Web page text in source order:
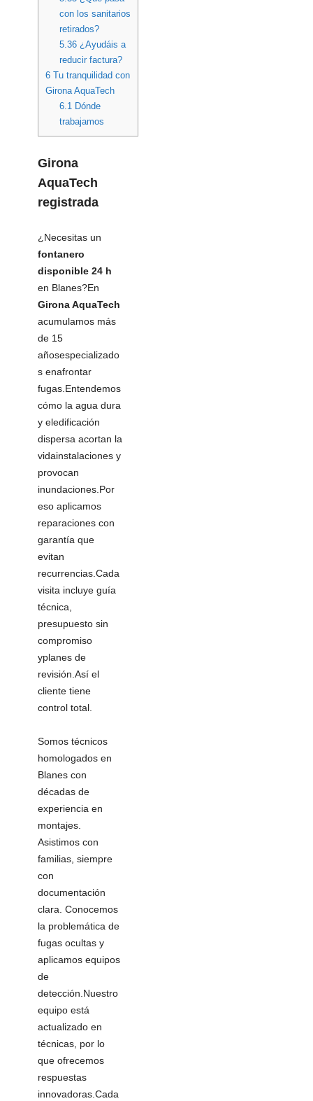
con los sanitarios
retirados?
5.36¿Ayudáis a
reducir factura?
6 Tu tranquilidad con
Girona AquaTech
6.1 Dónde
trabajamos
Girona
AquaTech
registrada
¿Necesitas un
fontanero
disponible 24 h
en Blanes?En
Girona AquaTech
acumulamos más
de 15
añosespecializado
s enafrontar
fugas.Entendemos
cómo la agua dura
y eledificación
dispersa acortan la
vidainstalaciones y
provocan
inundaciones.Por
eso aplicamos
reparaciones con
garantía que
evitan
recurrencias.Cada
visita incluye guía
técnica,
presupuesto sin
compromiso
yplanes de
revisión.Así el
cliente tiene
control total.
Somos técnicos
homologados en
Blanes con
décadas de
experiencia en
montajes.
Asistimos con
familias, siempre
con
documentación
clara. Conocemos
la problemática de
fugas ocultas y
aplicamos equipos
de
detección.Nuestro
equipo está
actualizado en
técnicas, por lo
que ofrecemos
respuestas
innovadoras.Cada